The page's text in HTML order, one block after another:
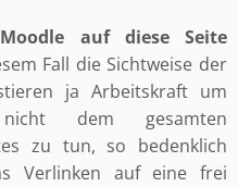
auf diese Seite
Fall die Sichtweise der
ja Arbeitskraft um
dem gesamten
zu tun, so bedenklich
Verlinken auf eine frei